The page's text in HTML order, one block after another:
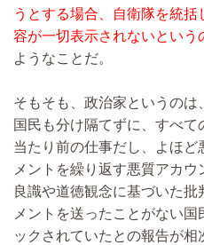
うとする場合、自衛隊を統
容が一切表示されないとい
ようなことだ。
そもそも、政治家というの
国民も分け隔てずに、すべ
当たり前の仕事だし、よほど
メントを繰り返す悪質アカ
良識や道徳観念に基づいた
メントを送ったことがない
ックされていたとの報告が